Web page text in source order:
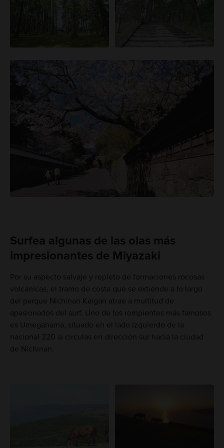
Surfea algunas de las olas más
impresionantes de Miyazaki
Por su aspecto salvaje y repleto de formaciones rocosas
volcánicas, el tramo de costa que se extiende a lo largo
del parque Nichinan Kaigan atrae a multitud de
apasionados del surf. Uno de los rompientes más famosos
es Umegahama, situado en el lado izquierdo de la
nacional 220 si circulas en dirección sur hacia la ciudad
de Nichinan.